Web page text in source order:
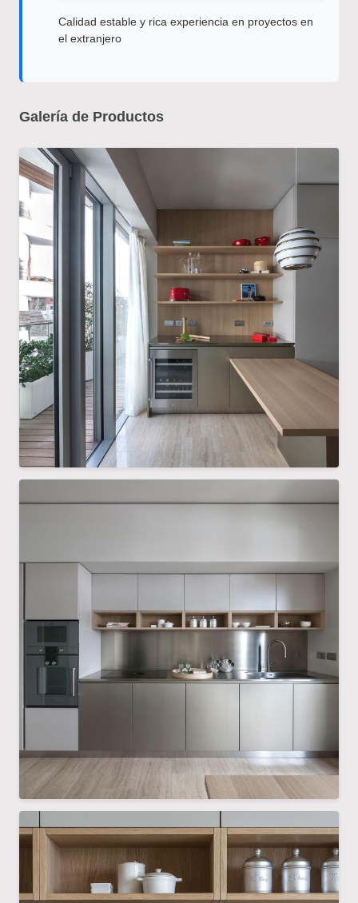
Calidad estable y rica experiencia en proyectos en
el extranjero
Galería de Productos